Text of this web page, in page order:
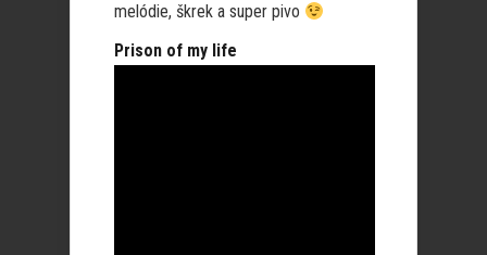
melódie, škrek a super pivo
Prison of my life